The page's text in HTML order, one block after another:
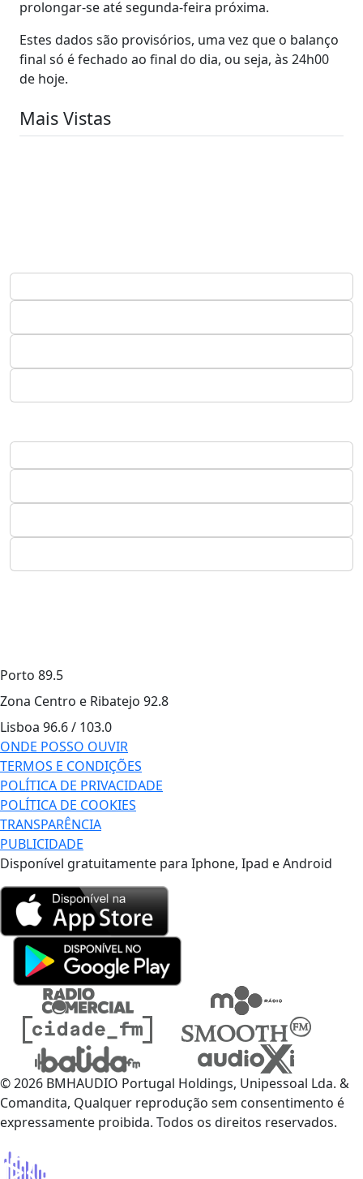
prolongar-se até segunda-feira próxima.
Estes dados são provisórios, uma vez que o balanço
final só é fechado ao final do dia, ou seja, às 24h00
de hoje.
Mais Vistas
Porto 89.5
Zona Centro e Ribatejo 92.8
Lisboa 96.6 / 103.0
ONDE POSSO OUVIR
TERMOS E CONDIÇÕES
POLÍTICA DE PRIVACIDADE
POLÍTICA DE COOKIES
TRANSPARÊNCIA
PUBLICIDADE
Disponível gratuitamente para Iphone, Ipad e Android
© 2026 BMHAUDIO Portugal Holdings, Unipessoal Lda. &
Comandita, Qualquer reprodução sem consentimento é
expressamente proibida. Todos os direitos reservados.